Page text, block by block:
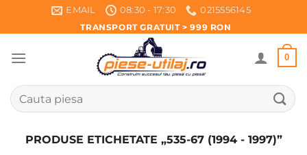
EMAIL 08:30 - 17:30
0215556145
TRANSPORT GRATUIT > 999 RON
0
Caută
după:
PRODUSE ETICHETATE „535-67 (1994 - 1997)”